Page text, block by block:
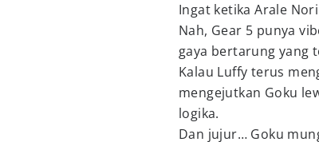
Ingat ketika Arale
Nah, Gear 5 punya
gaya bertarung yang
Kalau Luffy terus
mengejutkan Goku
logika.
Dan jujur… Goku